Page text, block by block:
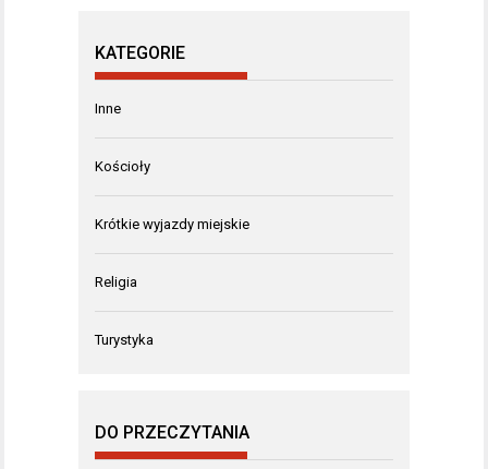
KATEGORIE
Inne
Kościoły
Krótkie wyjazdy miejskie
Religia
Turystyka
DO PRZECZYTANIA